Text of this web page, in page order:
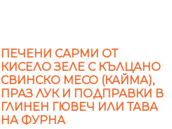
ПЕЧЕНИ САРМИ ОТ
КИСЕЛО ЗЕЛЕ С КЪЛЦАНО
СВИНСКО МЕСО (КАЙМА),
ПРАЗ ЛУК И ПОДПРАВКИ В
ГЛИНЕН ГЮВЕЧ ИЛИ ТАВА
НА ФУРНА